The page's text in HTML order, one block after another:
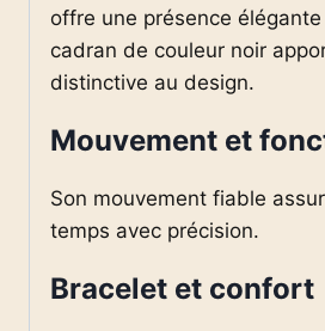
offre une présence
cadran de couleur noir
distinctive au design.
Mouvement et
Son mouvement fiable
temps avec précision.
Bracelet et confort